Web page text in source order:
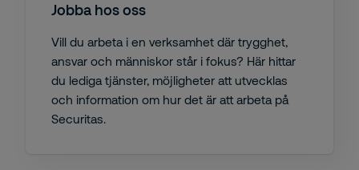
Jobba hos oss
Vill du arbeta i en verksamhet där trygghet,
ansvar och människor står i fokus? Här hittar
du lediga tjänster, möjligheter att utvecklas
och information om hur det är att arbeta på
Securitas.